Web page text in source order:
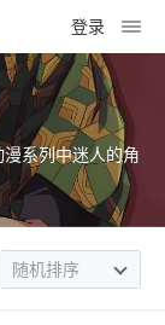
登录
系列中迷人的角
随机排序